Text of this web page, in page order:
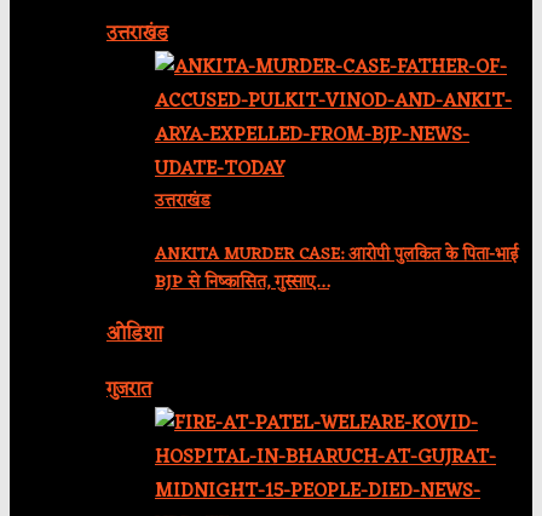
उत्तराखंड
उत्तराखंड
ANKITA MURDER CASE: आरोपी पुलकित के पिता-भाई
BJP से निष्कासित, गुस्साए…
ओडिशा
गुजरात